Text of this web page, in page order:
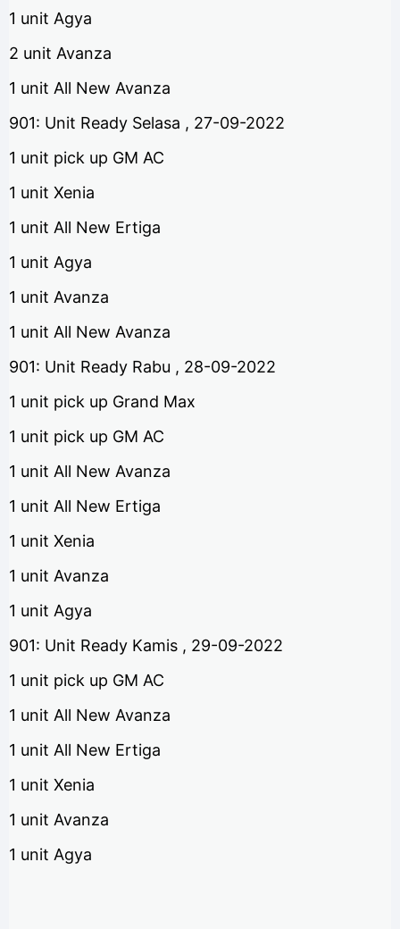
1 unit Agya
2 unit Avanza
1 unit All New Avanza
901: Unit Ready Selasa , 27-09-2022
1 unit pick up GM AC
1 unit Xenia
1 unit All New Ertiga
1 unit Agya
1 unit Avanza
1 unit All New Avanza
901: Unit Ready Rabu , 28-09-2022
1 unit pick up Grand Max
1 unit pick up GM AC
1 unit All New Avanza
1 unit All New Ertiga
1 unit Xenia
1 unit Avanza
1 unit Agya
901: Unit Ready Kamis , 29-09-2022
1 unit pick up GM AC
1 unit All New Avanza
1 unit All New Ertiga
1 unit Xenia
1 unit Avanza
1 unit Agya